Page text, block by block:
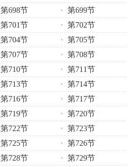
第698节
第699节
第701节
第702节
第704节
第705节
第707节
第708节
第710节
第711节
第713节
第714节
第716节
第717节
第719节
第720节
第722节
第723节
第725节
第726节
第728节
第729节